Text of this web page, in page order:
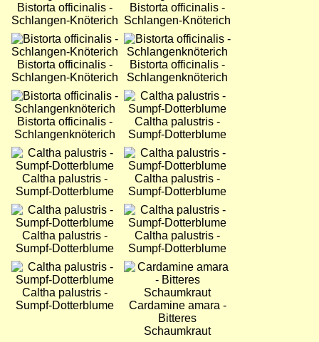
Bistorta officinalis -
Schlangen-Knöterich
Bistorta officinalis -
Schlangen-Knöterich
Bild
Bistorta officinalis -
Schlangen-Knöterich
Bild
Bistorta officinalis -
Schlangenknöterich
Bild
Bistorta officinalis -
Schlangenknöterich
Bild
Caltha palustris -
Sumpf-Dotterblume
Bild
Caltha palustris -
Sumpf-Dotterblume
Bild
Caltha palustris -
Sumpf-Dotterblume
Bild
Caltha palustris -
Sumpf-Dotterblume
Bild
Caltha palustris -
Sumpf-Dotterblume
Bild
Caltha palustris -
Sumpf-Dotterblume
Bild
Cardamine amara -
Bitteres
Schaumkraut